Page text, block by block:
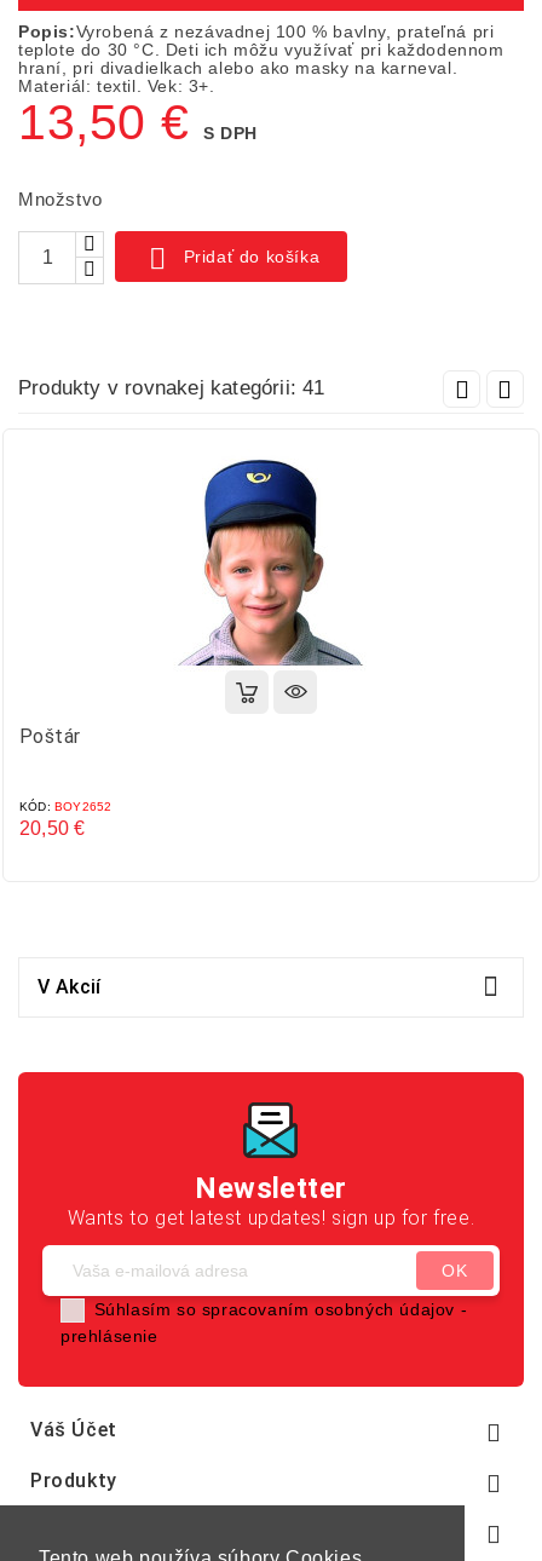
Popis:Vyrobená z nezávadnej 100 % bavlny, prateľná pri
teplote do 30 °C. Deti ich môžu využívať pri každodennom
hraní, pri divadielkach alebo ako masky na karneval.
Materiál: textil. Vek: 3+.
13,50 € S DPH
Množstvo
 Pridať do košíka
Produkty v rovnakej kategórii: 41
Poštár
KÓD: BOY2652
20,50 €
V Akcií 
Newsletter
Wants to get latest updates! sign up for free.
Súhlasím so spracovaním osobných údajov -
prehlásenie
Váš Účet 
Produkty 
